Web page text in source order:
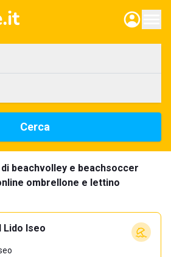
Cerca
beachvolley e beachsoccer
ombrellone e lettino
Lido Iseo